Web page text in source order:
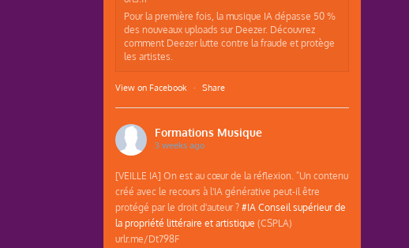
Pour la première fois, la musique IA dépasse 50 %
des nouveaux uploads sur Deezer. Découvrez
comment Deezer lutte contre la fraude et protège
les artistes.
View on Facebook · Share
Formations Musique
3 weeks ago
[VEILLE IA] On est au cœur de la réflexion. "Un contenu
créé avec le recours à l'IA générative peut-il être
protégé par le droit d'auteur ?#IA Conseil supérieur de
la propriété littéraire et artistique (CSPLA)
urlr.me/Dt798F